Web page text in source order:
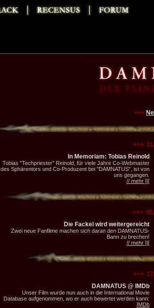
+++
+++
In Memoriam: Tobias Reinold
Tobias "Techpriester" Reinold, für viele Jahre Co-Webmaster
des Sphärentors und Co-Produzent bei "DAMNATUS", ist von
uns gegangen.
// mehr ]|[
+++
Die Fackel wird weitergereicht
Zwei neue Fanfilme machen sich daran den DAMNATUS-
Bann zu brechen!
// mehr ]|[
+++
DAMNATUS @ IMDb
Unser Film wurde nun auch in die International Movie
Database aufgenommen, wo er auch bewertet werden kann:
IMDb